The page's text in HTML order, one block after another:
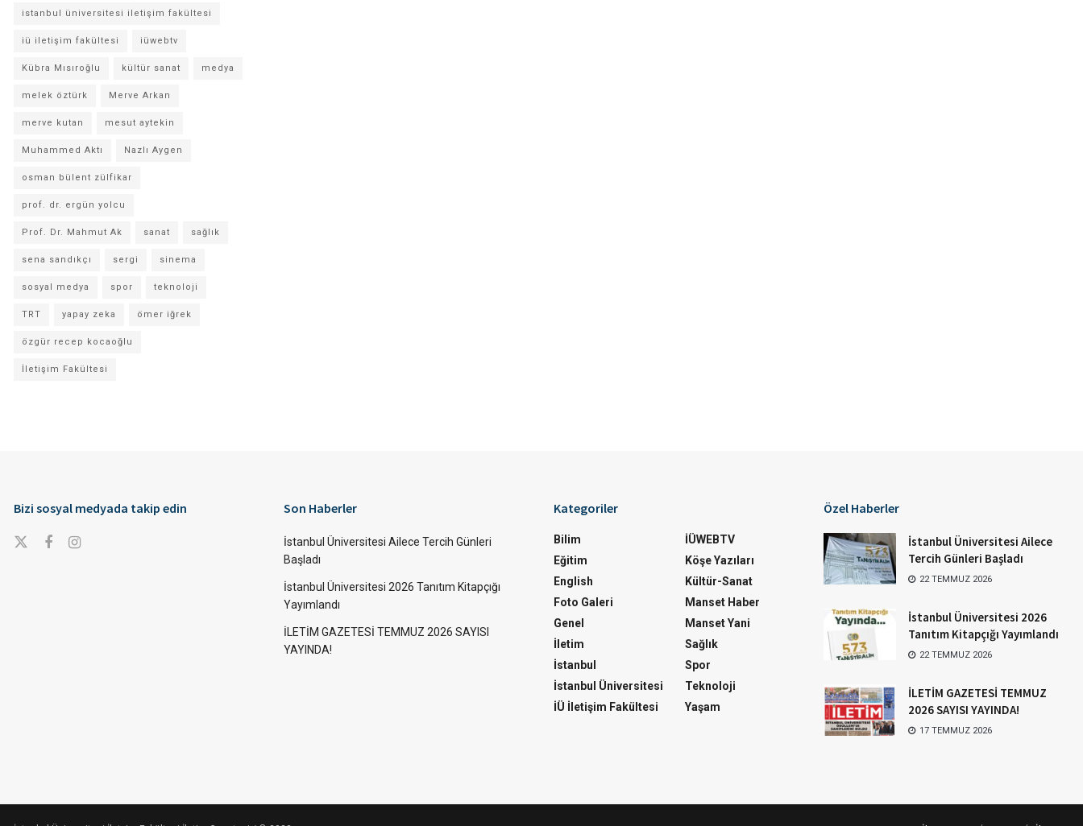
istanbul üniversitesi iletişim fakültesi
iü iletişim fakültesi iüwebtv
Kübra Mısıroğlu kültür sanat medya
melek öztürk Merve Arkan
merve kutan mesut aytekin
Muhammed Aktı Nazlı Aygen
osman bülent zülfikar
prof. dr. ergün yolcu
Prof. Dr. Mahmut Ak sanat sağlık
sena sandıkçı sergi sinema
sosyal medya spor teknoloji
TRT yapay zeka ömer iğrek
özgür recep kocaoğlu
İletişim Fakültesi
Bizi sosyal medyada takip edin Son Haberler
İstanbul Üniversitesi Ailece Tercih Günleri
Başladı
İstanbul Üniversitesi 2026 Tanıtım Kitapçığı
Yayımlandı
İLETİM GAZETESİ TEMMUZ 2026 SAYISI
YAYINDA!
Kategoriler
Bilim
Eğitim
English
Foto Galeri
Genel
İletim
İstanbul
İstanbul Üniversitesi
İÜ İletişim Fakültesi
İÜWEBTV
Köşe Yazıları
Kültür-Sanat
Manset Haber
Manset Yani
Sağlık
Spor
Teknoloji
Yaşam
Özel Haberler
İstanbul Üniversitesi Ailece
Tercih Günleri Başladı
22 TEMMUZ 2026
İstanbul Üniversitesi 2026
Tanıtım Kitapçığı Yayımlandı
22 TEMMUZ 2026
İLETİM GAZETESİ TEMMUZ
2026 SAYISI YAYINDA!
17 TEMMUZ 2026